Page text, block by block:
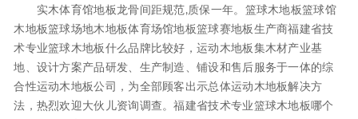
实木体育馆地板龙骨间距规范,质保一年。篮球木地板篮球馆
木地板篮球场地木地板体育场馆地板篮球赛地板生产商福建省技
术专业篮球木地板什么品牌比较好，运动木地板集木材产业基
地、设计方案产品研发、生产制造、铺设和售后服务于一体的综
合性运动木地板公司，为全部顾客出示总体运动木地板解决方
法，热烈欢迎大伙儿资询调查。福建省技术专业篮球木地板哪个